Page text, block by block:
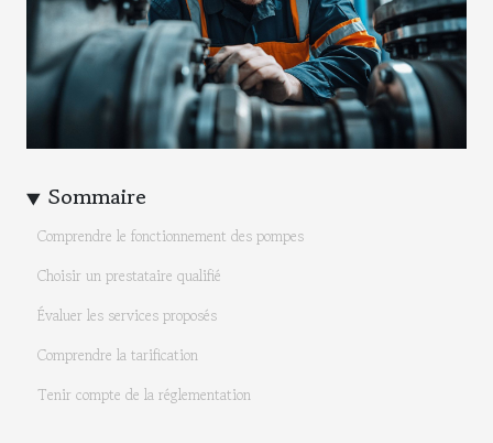
Sommaire
Comprendre le fonctionnement des pompes
Choisir un prestataire qualifié
Évaluer les services proposés
Comprendre la tarification
Tenir compte de la réglementation